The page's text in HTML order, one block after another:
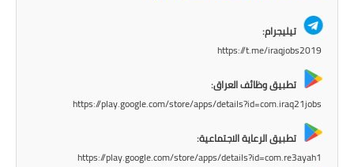
المرحلة الابتدائية
تيليجرام:
https://t.me/iraqjobs2019
تطبيق وظائف العراق:
https://play.google.com/store/apps/details?id=com.iraq21jobs
تطبيق الرعاية الاجتماعية:
https://play.google.com/store/apps/details?id=com.re3ayah1